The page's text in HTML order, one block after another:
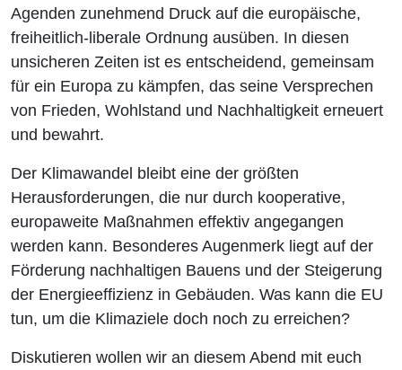
Agenden zunehmend Druck auf die europäische,
freiheitlich-liberale Ordnung ausüben. In diesen
unsicheren Zeiten ist es entscheidend, gemeinsam
für ein Europa zu kämpfen, das seine Versprechen
von Frieden, Wohlstand und Nachhaltigkeit erneuert
und bewahrt.
Der Klimawandel bleibt eine der größten
Herausforderungen, die nur durch kooperative,
europaweite Maßnahmen effektiv angegangen
werden kann. Besonderes Augenmerk liegt auf der
Förderung nachhaltigen Bauens und der Steigerung
der Energieeffizienz in Gebäuden. Was kann die EU
tun, um die Klimaziele doch noch zu erreichen?
Diskutieren wollen wir an diesem Abend mit euch